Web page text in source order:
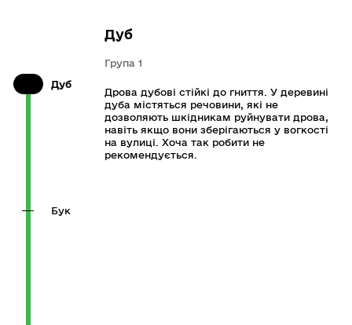
Дуб
Група 1
Дрова дубові стійкі до гниття. У деревині
дуба містяться речовини, які не
дозволяють шкідникам руйнувати дрова,
навіть якщо вони зберігаються у вогкості
на вулиці. Хоча так робити не
рекомендується.
Дуб
Бук